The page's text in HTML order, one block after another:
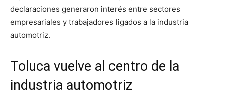
declaraciones generaron interés entre sectores
empresariales y trabajadores ligados a la industria
automotriz.
Toluca vuelve al centro de la
industria automotriz